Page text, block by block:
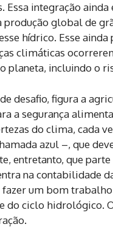
Essa integração
global de
hídrico. Esse
climáticas
planeta, incluindo o
desafio, figura a
a segurança
do clima, cada
azul –, que
entretanto, que
na contabilidade
um bom trabalho
do ciclo hidrológico.